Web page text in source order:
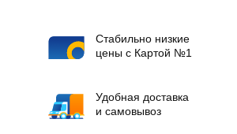
Стабильно низкие
цены с Картой №1
Удобная доставка
и самовывоз